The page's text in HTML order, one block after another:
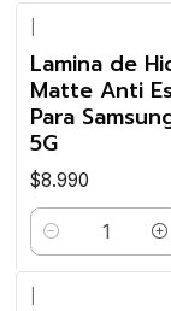
Lamina de
Matte Anti
Para
5G
$8.990
Cantidad